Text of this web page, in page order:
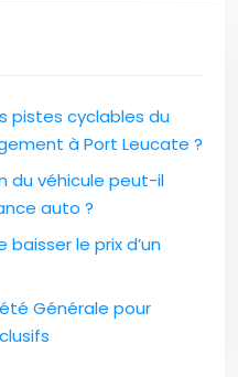
pistes cyclables du
à Port Leucate ?
du véhicule peut-il
auto ?
le prix d’un
Générale pour